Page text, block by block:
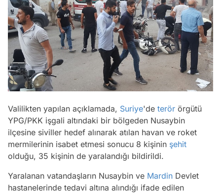
Valilikten yapılan açıklamada, Suriye'de terör örgütü
YPG/PKK işgali altındaki bir bölgeden Nusaybin
ilçesine siviller hedef alınarak atılan havan ve roket
mermilerinin isabet etmesi sonucu 8 kişinin şehit
olduğu, 35 kişinin de yaralandığı bildirildi.
Yaralanan vatandaşların Nusaybin ve Mardin Devlet
hastanelerinde tedavi altına alındığı ifade edilen